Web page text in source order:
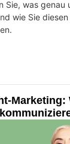
Sie, was genau
wie Sie
Marketing: